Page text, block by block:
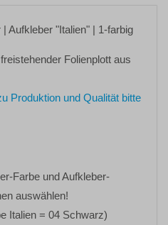
| Aufkleber "Italien" | 1-farbig
Folienplott aus
Produktion und Qualität bitte
Farbe undAufkleber-
auswählen!
Italien = 04 Schwarz)